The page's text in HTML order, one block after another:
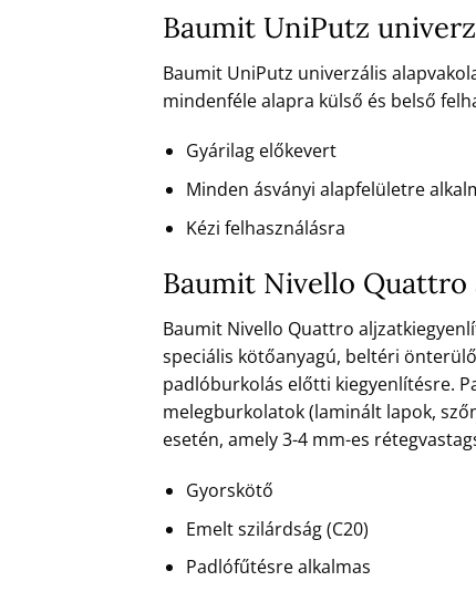
Baumit UniPutz
Baumit UniPutz univerzális
mindenféle alapra külső és belső
Gyárilag előkevert
Minden ásványi alapfelületre
Kézi felhasználásra
Baumit Nivello
Baumit Nivello Quattro
speciális kötőanyagú, beltéri
padlóburkolás előtti kiegyenlítésre.
melegburkolatok (laminált lapok,
esetén, amely 3-4 mm-es
Gyorskötő
Emelt szilárdság (C20)
Padlófűtésre alkalmas